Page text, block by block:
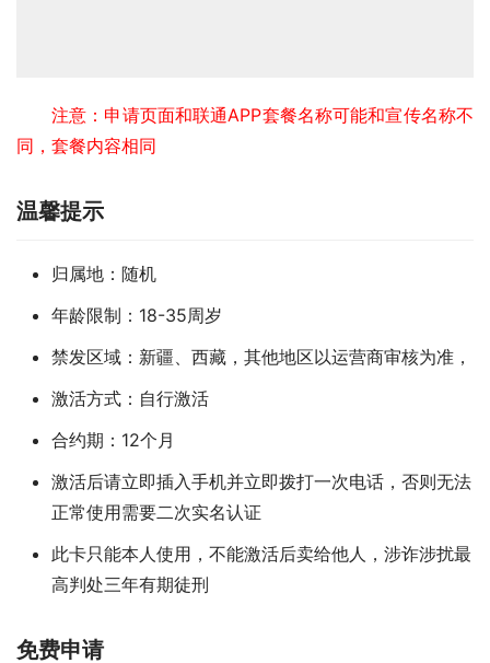
注意：申请页面和联通APP套餐名称可能和宣传名称不
同，套餐内容相同
温馨提示
归属地：随机
年龄限制：18-35周岁
禁发区域：新疆、西藏，其他地区以运营商审核为准，
激活方式：自行激活
合约期：12个月
激活后请立即插入手机并立即拨打一次电话，否则无法
正常使用需要二次实名认证
此卡只能本人使用，不能激活后卖给他人，涉诈涉扰最
高判处三年有期徒刑
免费申请